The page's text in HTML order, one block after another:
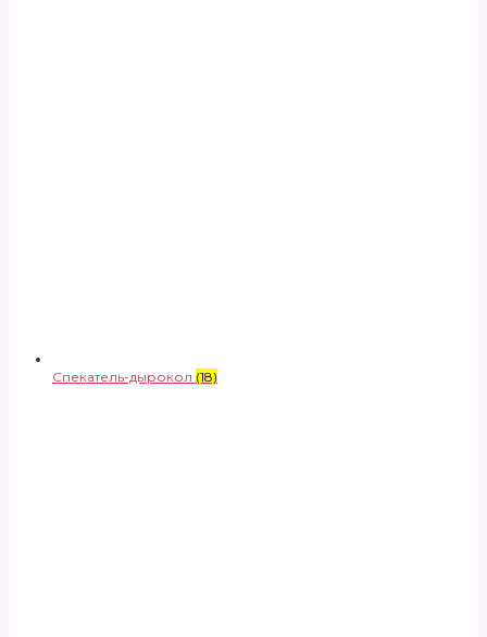
Спекатель-дырокол (18)